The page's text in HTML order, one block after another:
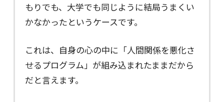
もりでも、大学でも同じように結局うまくい
かなかったというケースです。
これは、自身の心の中に「人間関係を悪化さ
せるプログラム」が組み込まれたままだから
だと言えます。